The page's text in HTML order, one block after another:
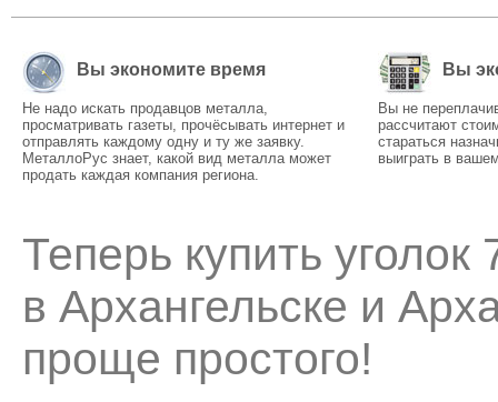
Вы экономите время
Не надо искать продавцов металла,
просматривать газеты, прочёсывать интернет и
отправлять каждому одну и ту же заявку.
МеталлоРус знает, какой вид металла может
продать каждая компания региона.
Вы
Вы не
рассчитают
стараться
выиграть в
Теперь купить
в Архангельске и
проще простого!